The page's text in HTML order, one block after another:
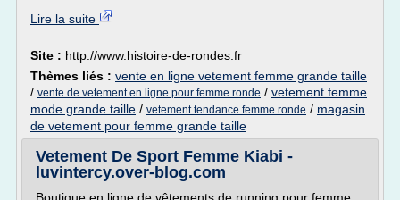
Lire la suite
Site : http://www.histoire-de-rondes.fr
Thèmes liés : vente en ligne vetement femme grande taille
/ vente de vetement en ligne pour femme ronde / vetement femme
mode grande taille / vetement tendance femme ronde / magasin
de vetement pour femme grande taille
Vetement De Sport Femme Kiabi -
luvintercy.over-blog.com